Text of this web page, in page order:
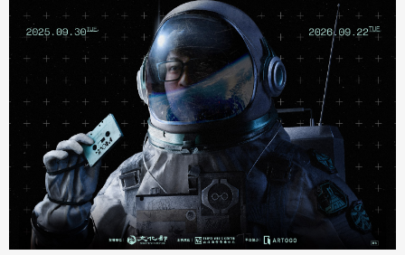
隱私權保護政策
著作權及免責聲明